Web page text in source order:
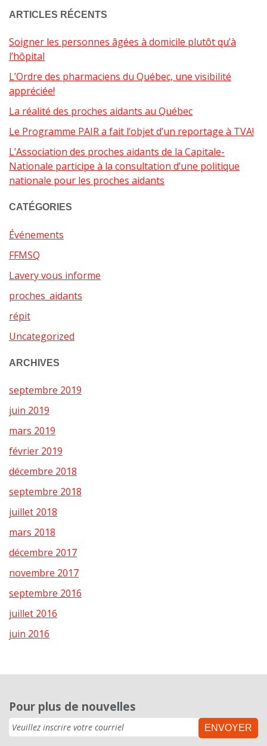
ARTICLES RÉCENTS
Soigner les personnes âgées à domicile plutôt qu’à
l’hôpital
L’Ordre des pharmaciens du Québec, une visibilité
appréciée!
La réalité des proches aidants au Québec
Le Programme PAIR a fait l’objet d’un reportage à TVA!
L’Association des proches aidants de la Capitale-
Nationale participe à la consultation d’une politique
nationale pour les proches aidants
CATÉGORIES
Événements
FFMSQ
Lavery vous informe
proches_aidants
répit
Uncategorized
ARCHIVES
septembre 2019
juin 2019
mars 2019
février 2019
décembre 2018
septembre 2018
juillet 2018
mars 2018
décembre 2017
novembre 2017
septembre 2016
juillet 2016
juin 2016
Pour plus de nouvelles
ENVOYER